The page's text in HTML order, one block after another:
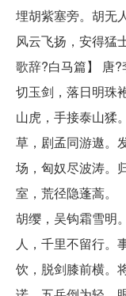
埋胡紫塞旁。胡无
风云飞扬，安得猛
歌辞?白马篇】 唐
切玉剑，落日明珠
山虎，手接泰山猱
草，剧孟同游遨。
场，匈奴尽波涛。
室，荒径隐蓬蒿。
胡缨，吴钩霜雪明
人，千里不留行。
饮，脱剑膝前横。